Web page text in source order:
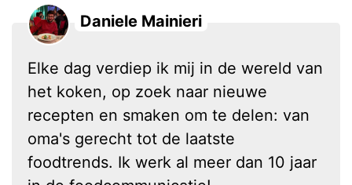
Daniele Mainieri
Elke dag verdiep ik mij in de wereld van
het koken, op zoek naar nieuwe
recepten en smaken om te delen: van
oma's gerecht tot de laatste
foodtrends. Ik werk al meer dan 10 jaar